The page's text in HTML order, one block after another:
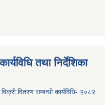
तथा निर्देशिका
वितरण सम्बन्धी कार्यविधि- २०८२